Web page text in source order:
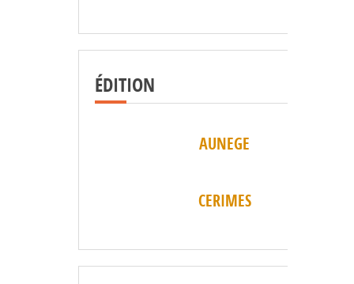
ÉDITION
AUNEGE
CERIMES